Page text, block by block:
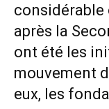
considérable
après la
ont été les
mouvement
eux, les